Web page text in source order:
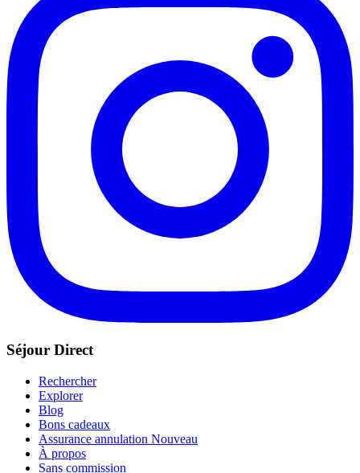
Séjour Direct
Rechercher
Explorer
Blog
Bons cadeaux
Assurance annulation Nouveau
À propos
Sans commission